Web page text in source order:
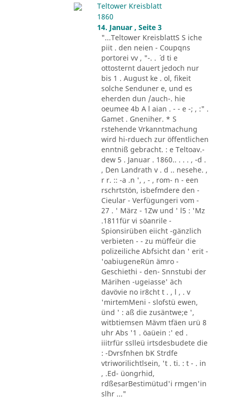
Teltower Kreisblatt
1860
14. Januar , Seite 3
"...Teltower KreisblattS S iche
piit . den neien - Coupqns
portorei vv , "-. . ´ d ti e
ottosternt dauert jedoch nur
bis 1 . August ke . ol, fikeit
solche Senduner e, und es
eherden dun /auch-. hie
oeumee 4b A l aian . - - e -; , :" .
Gamet . Gneniher. * S
rstehende Vrkanntmachung
wird hi-rduech zur öffentlichen
enntniß gebracht. : e Teltoav.-
dew 5 . Januar . 1860.. . . . , -d .
, Den Landrath v . d .. nesehe. ,
r r. :: -a .n ', , - , rom- n - een
rschrtstön, isbefmdere den -
Cieular - Verfügungeri vom -
27 . ' März - 1Zw und ' l5 : 'Mz
.1811für vi söanrile -
Spionsirüben eiicht -gänzlich
verbieten - - zu müffeür die
polizeiliche Abfsicht dan ' erit -
'oabiugeneRün ämro -
Geschiethi - den- Snnstubi der
Märihen -ugeiasse' äch
davövie no ir8cht t . , l , . v
'mirtemMeni - slofstü ewen,
ünd ' : aß die zusäntwe;e ',
witbtiemsen Mävm tfäen urü 8
uhr Abs '1 . öaüein :' ed .
iiitrfür sslleü irtsdesbudete die
: -Dvrsfnhen bK Strdfe
vtriworilichtlsein, 't . ti. : t - . in
, .Ed- üongrhid,
rdßesarBestimütud'i rmgen'in
slhr ..."